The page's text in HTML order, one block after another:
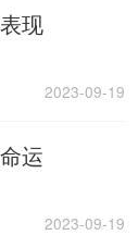
现
2023-09-19
运
2023-09-19